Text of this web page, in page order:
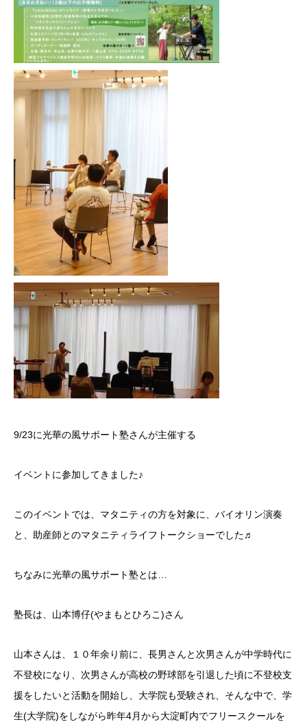
9/23に光華の風サポート塾さんが主催する
イベントに参加してきました♪
このイベントでは、マタニティの方を対象に、バイオリン演奏
と、助産師とのマタニティライフトークショーでした♬
ちなみに光華の風サポート塾とは…
塾長は、山本博仔(やまもとひろこ)さん
山本さんは、１０年余り前に、長男さんと次男さんが中学時代に
不登校になり、次男さんが高校の野球部を引退した頃に不登校支
援をしたいと活動を開始し、大学院も受験され、そんな中で、学
生(大学院)をしながら昨年4月から大淀町内でフリースクールを